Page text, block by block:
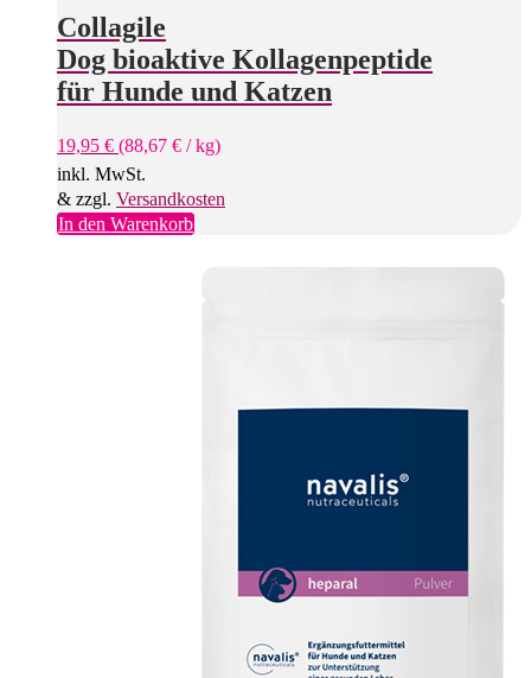
Collagile
Dog bioaktive Kollagenpeptide
für Hunde und Katzen
19,95 € (88,67 € /kg)
inkl. MwSt.
& zzgl. Versandkosten
In den Warenkorb